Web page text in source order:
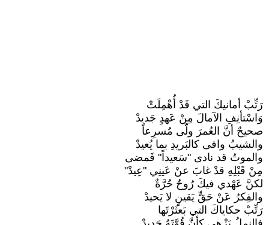
رَتِّبْ أمانيكَ التي قَدْ أُهْمِلَتْ
وَاسْتأنِفِ الآمالَ مِنْ عَهدٍ جَديدْ
صحيحٌ أنَّ العُمرَ ولّى مُسرِعاً
والشيبُ وافى كالبَريدِ بما يُعيدْ
والموتُ قد نادى "سَعيداً" فَمضى
مِنْ قَبْلِهِ قدْ غابَ عنْ عَينِي "عِيدْ"
لكنَّ عَهْدي فيكَ رُوحٌ حُرَّةٌ
والفِكرُ عَنْ حَقٍّ يَقينٍ لا يَحيدْ
رَتِّبْ حكاياكَ التي بَعثَرْتَها